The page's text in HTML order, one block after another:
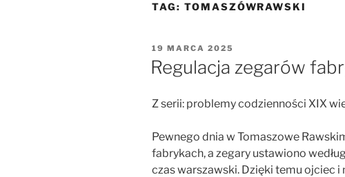
TAG: TOMASZÓWRAWSKI
OPUBLIKOWANE
W
19 MARCA 2025
Regulacja zegarów
Z serii: problemy codzienności XIX
Pewnego dnia w Tomaszowe
fabrykach, a zegary ustawiono
czas warszawski. Dzięki temu ojciec i